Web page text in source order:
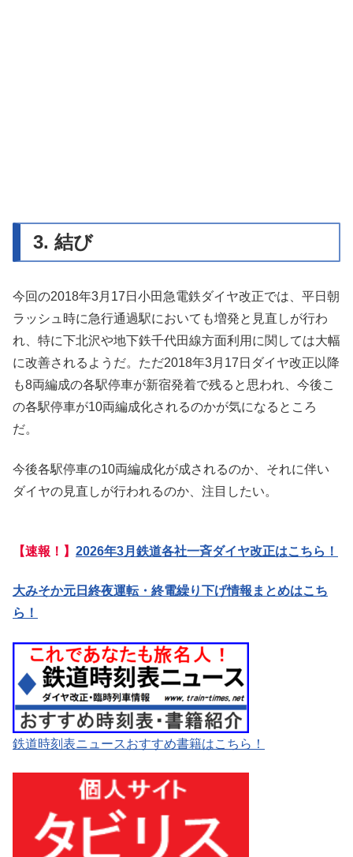
3. 結び
今回の2018年3月17日小田急電鉄ダイヤ改正では、平日朝
ラッシュ時に急行通過駅においても増発と見直しが行わ
れ、特に下北沢や地下鉄千代田線方面利用に関しては大幅
に改善されるようだ。ただ2018年3月17日ダイヤ改正以降
も8両編成の各駅停車が新宿発着で残ると思われ、今後こ
の各駅停車が10両編成化されるのかが気になるところ
だ。
今後各駅停車の10両編成化が成されるのか、それに伴い
ダイヤの見直しが行われるのか、注目したい。
【速報！】 2026年3月鉄道各社一斉ダイヤ改正はこちら！
大みそか元日終夜運転・終電繰り下げ情報まとめはこち
ら！
鉄道時刻表ニュースおすすめ書籍はこちら！